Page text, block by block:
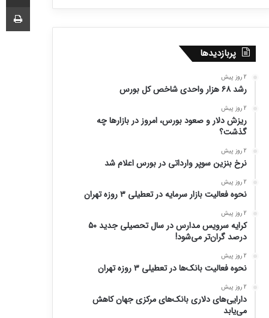
پربازدیدها
2 روز پیش
رشد ۶۸ هزار واحدی شاخص کل بورس
2 روز پیش
ریزش دلار و صعود بورس، امروز در بازارها چه
گذشت؟
2 روز پیش
نرخ بنزین سوپر وارداتی در بورس اعلام شد
2 روز پیش
نحوه فعالیت بازار سرمایه در تعطیلی ۳ روزه تهران
2 روز پیش
کرایه سرویس مدارس در سال تحصیلی جدید ۵۰
درصد گران‌تر می‌شود!
2 روز پیش
نحوه فعالیت بانک‌ها در تعطیلی ۳ روزه تهران
2 روز پیش
دارایی‌های دلاری بانک‌های مرکزی جهان کاهش
می‌یابد